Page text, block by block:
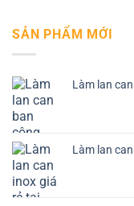
SẢN PHẨM MỚI
Làm lan
Làm lan